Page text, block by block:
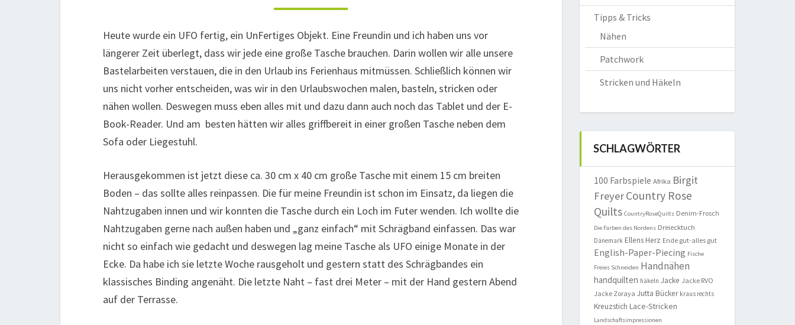
Heute wurde ein UFO fertig, ein UnFertiges Objekt. Eine Freundin und ich haben uns vor
längerer Zeit überlegt, dass wir jede eine große Tasche brauchen. Darin wollen wir alle unsere
Bastelarbeiten verstauen, die in den Urlaub ins Ferienhaus mitmüssen. Schließlich können wir
uns nicht vorher entscheiden, was wir in den Urlaubswochen malen, basteln, stricken oder
nähen wollen. Deswegen muss eben alles mit und dazu dann auch noch das Tablet und der E-
Book-Reader. Und am besten hätten wir alles griffbereit in einer großen Tasche neben dem
Sofa oder Liegestuhl.
Herausgekommen ist jetzt diese ca. 30 cm x 40 cm große Tasche mit einem 15 cm breiten
Boden – das sollte alles reinpassen. Die für meine Freundin ist schon im Einsatz, da liegen die
Nahtzugaben innen und wir konnten die Tasche durch ein Loch im Futer wenden. Ich wollte die
Nahtzugaben gerne nach außen haben und „ganz einfach“ mit Schrägband einfassen. Das war
nicht so einfach wie gedacht und deswegen lag meine Tasche als UFO einige Monate in der
Ecke. Da habe ich sie letzte Woche rausgeholt und gestern statt des Schrägbandes ein
klassisches Binding angenäht. Die letzte Naht – fast drei Meter – mit der Hand gestern Abend
auf der Terrasse.
Tipps & Tricks
Nähen
Patchwork
Stricken und Häkeln
SCHLAGWÖRTER
100 Farbspiele Afrika Birgit
FreyerCountry Rose
Quilts CountryRoseQuilts Denim-Frosch
Die Farben des Nordens Dreiecktuch
Dänemark Ellens Herz Ende gut-alles gut
English-Paper-Piecing Fische
Freies Schneiden Handnähen
handquilten häkeln Jacke Jacke RVO
Jacke Zoraya Jutta Bücker kraus rechts
Kreuzstich Lace-Stricken
Landschaftsimpressionen